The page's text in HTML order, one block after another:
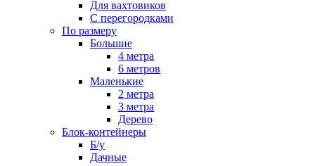
Для вахтовиков
С перегородками
По размеру
Большие
4 метра
6 метров
Маленькие
2 метра
3 метра
Дерево
Блок-контейнеры
Б/у
Дачные